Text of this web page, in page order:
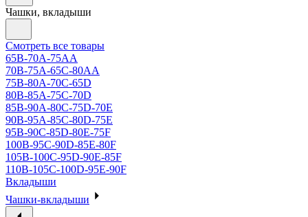
Чашки, вкладыши
Смотреть все товары
65B-70A-75АА
70В-75А-65С-80АА
75В-80А-70С-65D
80В-85А-75С-70D
85В-90А-80С-75D-70E
90B-95A-85C-80D-75E
95B-90C-85D-80E-75F
100B-95C-90D-85E-80F
105B-100C-95D-90E-85F
110B-105C-100D-95E-90F
Вкладыши
Чашки-вкладыши